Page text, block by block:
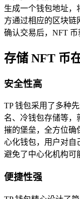
生成一个钱包地址，
方通过相应的区块链
确认交易后，NFT 币
存储 NFT 币
安全性高
TP 钱包采用了多种
名、冷钱包存储等，
摧的堡垒，全方位确
心化钱包，用户对自
避免了中心化机构可
便捷性强